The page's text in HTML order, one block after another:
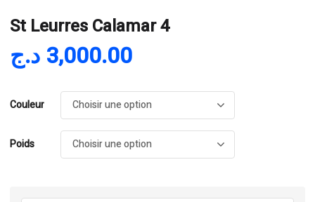
St Leurres Calamar 4
3,000.00 د.ج
Couleur
Poids